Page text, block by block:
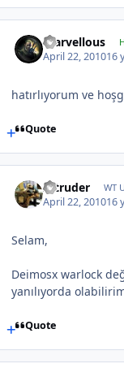
marvellous
April 22, 201016
hatırlıyorum ve
Quote
Intruder WT
April 22, 201016
Selam,
Deimosx warlock
yanılıyorda
Quote